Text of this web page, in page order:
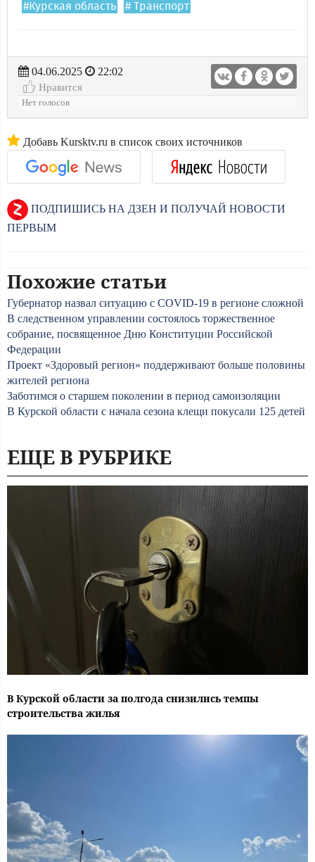
#Курская область # Транспорт
04.06.2025
22:02
Нравится
Нет голосов
Добавь Kursktv.ru в список своих источников
ПОДПИШИСЬ НА ДЗЕН И ПОЛУЧАЙ НОВОСТИ
ПЕРВЫМ
Похожие статьи
Губернатор назвал ситуацию с COVID-19 в регионе сложной
В следственном управлении состоялось торжественное
собрание, посвященное Дню Конституции Российской
Федерации
Проект «Здоровый регион» поддерживают больше половины
жителей региона
Заботимся о старшем поколении в период самоизоляции
В Курской области с начала сезона клещи покусали 125 детей
ЕЩЕ В РУБРИКЕ
В Курской области за полгода снизились темпы
строительства жилья